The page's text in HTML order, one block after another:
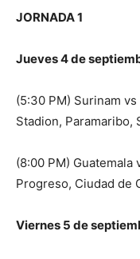
JORNADA 1
Jueves 4 de
(5:30 PM) Surinam vs
Stadion, Paramaribo,
(8:00 PM) Guatemala
Progreso, Ciudad de
Viernes 5 de